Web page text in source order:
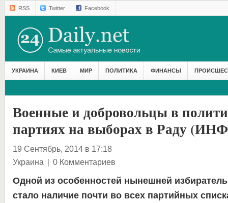
RSS Twitter Facebook
УКРАИНА КИЕВ МИР ПОЛИТИКА ФИНАНСЫ
Военные и добровольцы в
партиях на выборах в Раду
19 Сентябрь, 2014 в 17:18
Украина | 0 Комментариев
Одной из особенностей нынешней
стало наличие почти во всех партийных